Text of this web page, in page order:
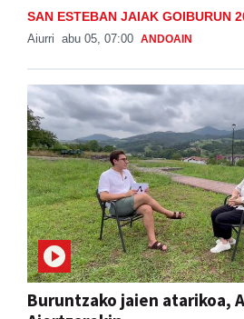
SAN ESTEBAN JAIAK GOIBURUN
Aiurri abu 05, 07:00 ANDOAIN
Buruntzako jaien atarikoa,